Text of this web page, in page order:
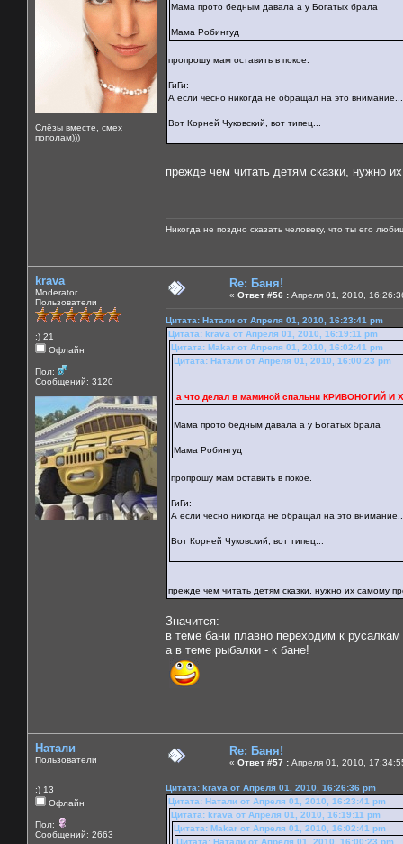
Слёзы вместе, смех
пополам)))
Мама прото бедным давала а у Богатых брала
Мама Робингуд
пропрошу мам оставить в покое.
ГиГи:
А если чесно никогда не обращал на это внимание...
Вот Корней Чуковский, вот типец...
прежде чем читать детям сказки, нужно
Никогда не поздно сказать человеку, что ты его
krava
Moderator
Пользователи
:) 21
Офлайн
Пол:
Сообщений: 3120
Re: Баня!
« Ответ #56 : Апреля 01, 2010,
Цитата: Натали от Апреля 01, 2010, 16:23:41 pm
Цитата: krava от Апреля 01, 2010, 16:19:11 pm
Цитата: Makar от Апреля 01, 2010, 16:02:41 pm
Цитата: Натали от Апреля 01, 2010, 16:00:23 pm
а что делал в маминой спальни КРИВОНОГИЙ
Мама прото бедным давала а у Богатых брала
Мама Робингуд
пропрошу мам оставить в покое.
ГиГи:
А если чесно никогда не обращал на это
Вот Корней Чуковский, вот типец...
прежде чем читать детям сказки, нужно их самому
Значится:
в теме бани плавно переходим к
а в теме рыбалки - к бане!
Натали
Пользователи
:) 13
Офлайн
Пол:
Сообщений: 2663
Re: Баня!
« Ответ #57 : Апреля 01, 2010,
Цитата: krava от Апреля 01, 2010, 16:26:36 pm
Цитата: Натали от Апреля 01, 2010, 16:23:41 pm
Цитата: krava от Апреля 01, 2010, 16:19:11 pm
Цитата: Makar от Апреля 01, 2010, 16:02:41 pm
Цитата: Натали от Апреля 01, 2010, 16:00:23 pm